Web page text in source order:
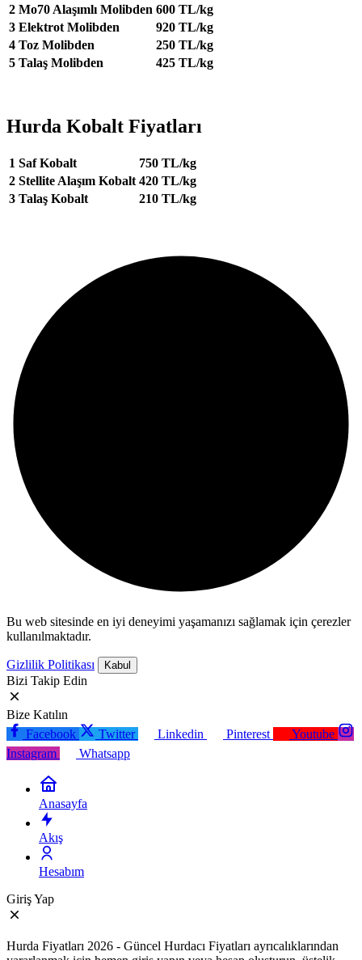
2 Mo70 Alaşımlı Molibden 600 TL/kg
3 Elektrot Molibden
920 TL/kg
4 Toz Molibden
250 TL/kg
5 Talaş Molibden 425 TL/kg
Hurda Kobalt Fiyatları
1 Saf Kobalt
750 TL/kg
2 Stellite Alaşım Kobalt 420 TL/kg
3 Talaş Kobalt 210 TL/kg
Bu web sitesinde en iyi deneyimi yaşamanızı sağlamak için çerezler
kullanılmaktadır.
Gizlilik Politikası Kabul
Bizi Takip Edin
Bize Katılın
Facebook
Twitter Linkedin Pinterest
Youtube
Instagram
Whatsapp
Anasayfa
Akış
Hesabım
Giriş Yap
Hurda Fiyatları 2026 - Güncel Hurdacı Fiyatları ayrıcalıklarından